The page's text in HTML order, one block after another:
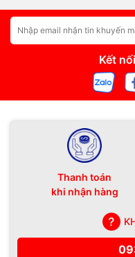
Kết
Thanh toán
khi nhận hàng